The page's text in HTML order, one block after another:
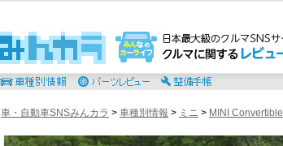
車・自動車SNSみんカラ > 車種別情報 > ミニ > MINI Convertible